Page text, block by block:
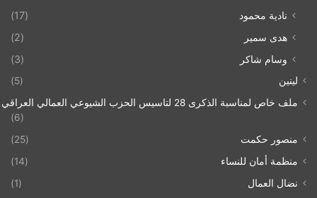
نادية محمود
(17)
هدى سمير
(2)
وسام شاكر
(3)
لينين
(5)
ملف خاص لمناسبة الذكرى 28 لتاسيس الحزب الشيوعي العمالي العراقي 1993/07/21
(6)
منصور حكمت
(25)
منظمة أمان للنساء
(14)
نضال العمال
(1)